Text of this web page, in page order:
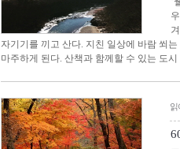
자기기를 끼고 산다. 지친 일상에 바람 쐬
마주하게 된다. 산책과 함께할 수 있는 도
읽